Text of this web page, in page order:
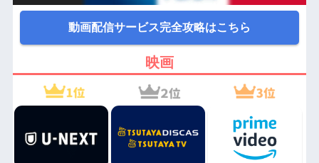
動画配信サービス完全攻略はこちら
映画